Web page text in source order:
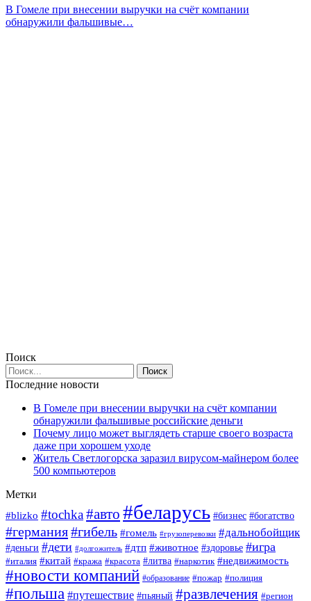
В Гомеле при внесении выручки на счёт компании
обнаружили фальшивые…
Поиск
Последние новости
В Гомеле при внесении выручки на счёт компании
обнаружили фальшивые российские деньги
Почему лицо может выглядеть старше своего возраста
даже при хорошем уходе
Житель Светлогорска заразил вирусом-майнером более
500 компьютеров
Метки
#blizko #tochka#авто #беларусь #бизнес #богатство
#германия#гибель #гомель #грузоперевозки #дальнобойщик
#деньги #дети #долгожитель #дтп #животное #здоровье #игра
#италия #китай #кража #красота #литва #наркотик #недвижимость
#новости компаний #образование #пожар #полиция
#польша #путешествие #пьяный #развлечения #регион